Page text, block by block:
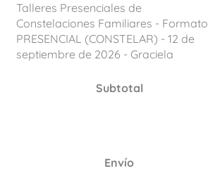
Talleres Presenciales de
Constelaciones Familiares - Formato
PRESENCIAL (CONSTELAR) - 12 de
septiembre de 2026 - Graciela
Subtotal
Envío